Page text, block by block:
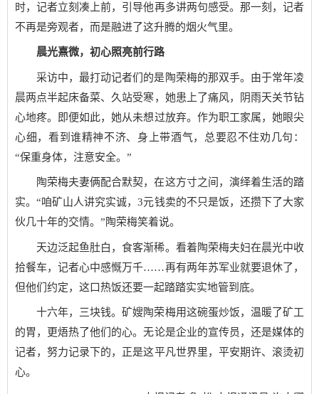
时，记者立刻凑上前，引导他再多讲两句感受。那一刻，记者
不再是旁观者，而是融进了这升腾的烟火气里。
晨光熹微，初心照亮前行路
采访中，最打动记者们的是陶荣梅的那双手。由于常年凌
晨两点半起床备菜、久站受寒，她患上了痛风，阴雨天关节钻
心地疼。即便如此，她从未想过放弃。作为职工家属，她眼尖
心细，看到谁精神不济、身上带酒气，总要忍不住劝几句：
“保重身体，注意安全。”
陶荣梅夫妻俩配合默契，在这方寸之间，演绎着生活的踏
实。“咱矿山人讲究实诚，3元钱卖的不只是饭，还攒下了大家
伙几十年的交情。”陶荣梅笑着说。
天边泛起鱼肚白，食客渐稀。看着陶荣梅夫妇在晨光中收
拾餐车，记者心中感慨万千……再有两年苏军业就要退休了，
但他们约定，这口热饭还要一起踏踏实实地管到底。
十六年，三块钱。矿嫂陶荣梅用这碗蛋炒饭，温暖了矿工
的胃，更焐热了他们的心。无论是企业的宣传员，还是媒体的
记者，努力记录下的，正是这平凡世界里，平安期许、滚烫初
心。